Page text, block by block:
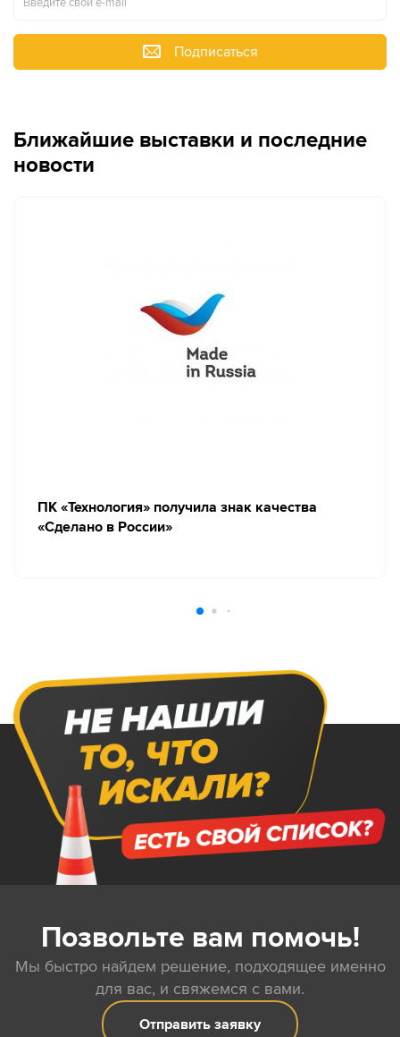
Подписаться
Ближайшие выставки и последние
новости
ПК «Технология» получила знак качества
«Сделано в России»
Позвольте вам помочь!
Мы быстро найдем решение, подходящее именно
для вас, и свяжемся с вами.
Отправить заявку